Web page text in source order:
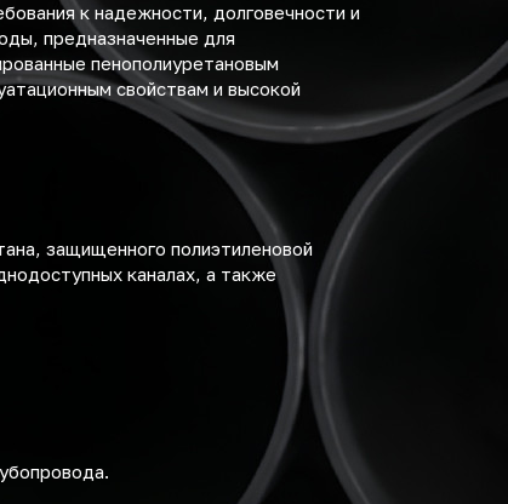
к надежности, долговечности и
предназначенные для
пенополиуретановым
свойствам и высокой
защищенного полиэтиленовой
каналах, а также